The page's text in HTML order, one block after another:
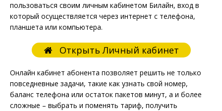
пользоваться своим личным кабинетом Билайн, вход в
который осуществляется через интернет с телефона,
планшета или компьютера.
Открыть Личный кабинет
Онлайн кабинет абонента позволяет решить не только
повседневные задачи, такие как узнать свой номер,
баланс телефона или остаток пакетов минут, а и более
сложные – выбрать и поменять тариф, получить